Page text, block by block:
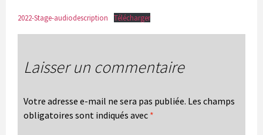
2022-Stage-audiodescription Télécharger
Laisser un commentaire
Votre adresse e-mail ne sera pas publiée. Les champs
obligatoires sont indiqués avec *